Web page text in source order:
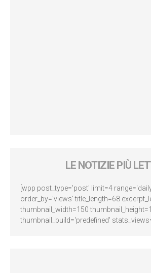
LE NOTIZIE PIÙ
[wpp post_type='post' limit=4
order_by='views' title_length=68
thumbnail_width=150
thumbnail_build='predefined'